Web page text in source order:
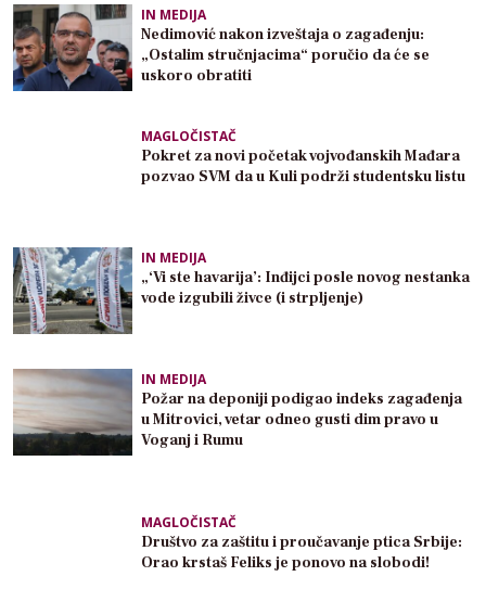
IN MEDIJA
Nedimović nakon izveštaja o zagađenju:
„Ostalim stručnjacima“ poručio da će se
uskoro obratiti
MAGLOČISTAČ
Pokret za novi početak vojvođanskih Mađara
pozvao SVM da u Kuli podrži studentsku listu
IN MEDIJA
„‘Vi ste havarija’: Inđijci posle novog nestanka
vode izgubili živce (i strpljenje)
IN MEDIJA
Požar na deponiji podigao indeks zagađenja
u Mitrovici, vetar odneo gusti dim pravo u
Voganj i Rumu
MAGLOČISTAČ
Društvo za zaštitu i proučavanje ptica Srbije:
Orao krstaš Feliks je ponovo na slobodi!